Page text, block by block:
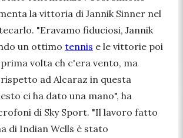
la vittoria di Jannik Sinner nel
"Eravamo fiduciosi, Jannik
un ottimo tennis e le vittorie poi
volta ch c'era vento, ma
ad Alcaraz in questa
ci ha dato una mano", ha
di Sky Sport. "Il lavoro fatto
di Indian Wells è stato